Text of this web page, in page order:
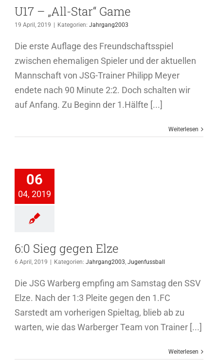
U17 – „All-Star“ Game
19 April, 2019 Kategorien: Jahrgang2003
Die erste Auflage des Freundschaftsspiel
zwischen ehemaligen Spieler und der aktuellen
Mannschaft von JSG-Trainer Philipp Meyer
endete nach 90 Minute 2:2. Doch schalten wir
auf Anfang. Zu Beginn der 1.Hälfte [...]
Weiterlesen
06
04, 2019
6:0 Sieg gegen Elze
6 April, 2019 Kategorien: Jahrgang2003, Jugenfussball
Die JSG Warberg empfing am Samstag den SSV
Elze. Nach der 1:3 Pleite gegen den 1.FC
Sarstedt am vorherigen Spieltag, blieb ab zu
warten, wie das Warberger Team von Trainer [...]
Weiterlesen